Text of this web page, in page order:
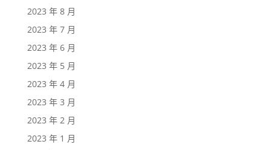
2023 年 8 月
2023 年 7 月
2023 年 6 月
2023 年 5 月
2023 年 4 月
2023 年 3 月
2023 年 2 月
2023 年 1 月